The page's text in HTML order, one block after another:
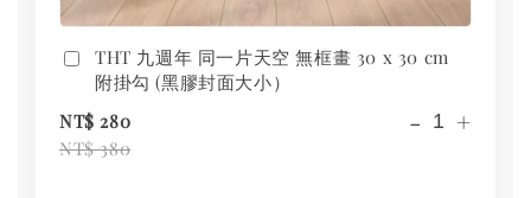
THT 九週年 同一片天空 無框畫 30 x 30 cm
附掛勾 (黑膠封面大小）
NT$ 280
NT$ 380
- +